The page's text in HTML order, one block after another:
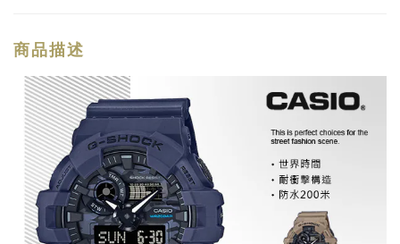
商品描述